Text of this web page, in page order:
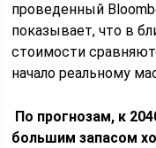
проведенный
показывает, что в
стоимости
начало реальному
По прогнозам, к
большим запасом